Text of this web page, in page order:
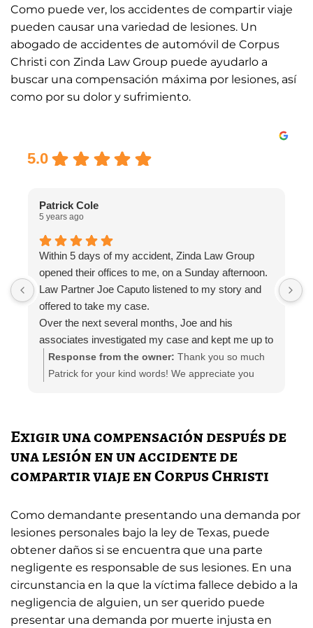
Como puede ver, los accidentes de compartir viaje
pueden causar una variedad de lesiones. Un
abogado de accidentes de automóvil de Corpus
Christi con Zinda Law Group puede ayudarlo a
buscar una compensación máxima por lesiones, así
como por su dolor y sufrimiento.
5.0
Patrick Cole
5 years ago
Within 5 days of my accident, Zinda Law Group
opened their offices to me, on a Sunday afternoon.
Law Partner Joe Caputo listened to my story and
offered to take my case.
Over the next several months, Joe and his
associates investigated my case and kept me up to
date.
Attorney Chelsea Cates helped me with
in the loop with phone calls, email, and telephone
calls.
The entire Zinda team was polite and professional
needing personal injury representation.
Response from the owner: Thank you so much
Patrick for your kind words! We appreciate you
Exigir una compensación después de
una lesión en un accidente de
compartir viaje en Corpus Christi
Como demandante presentando una demanda por
lesiones personales bajo la ley de Texas, puede
obtener daños si se encuentra que una parte
negligente es responsable de sus lesiones. En una
circunstancia en la que la víctima fallece debido a la
negligencia de alguien, un ser querido puede
presentar una demanda por muerte injusta en